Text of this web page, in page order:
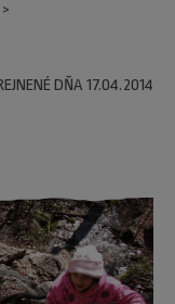
DŇA 17.04.2014